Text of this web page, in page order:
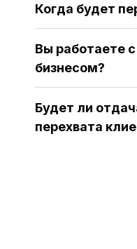
Когда будет
Вы работаете
бизнесом?
Будет ли
перехвата